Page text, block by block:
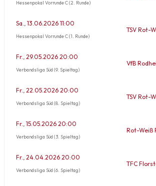
Hessenpokal Vorrunde C (2. Runde)
Sa., 13.06.2026 11:00
Hessenpokal Vorrunde C (1. Runde)
TSV Rot-
Fr., 29.05.2026 20:00
Verbandsliga Süd (9. Spieltag)
VfB
Fr., 22.05.2026 20:00
Verbandsliga Süd (8. Spieltag)
TSV Rot-
Fr., 15.05.2026 20:00
Verbandsliga Süd (3. Spieltag)
Rot-Weiß
Fr., 24.04.2026 20:00
Verbandsliga Süd (6. Spieltag)
TFC